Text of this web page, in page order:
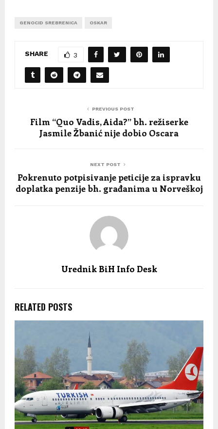
GENOCID SREBRENICA OSKAR
SHARE 3
PREVIOUS POST
Film “Quo Vadis, Aida?” bh. režiserke
Jasmile Žbanić nije dobio Oscara
NEXT POST
Pokrenuto potpisivanje peticije za ispravku
doplatka penzije bh. građanima u Norveškoj
Urednik BiH Info Desk
RELATED POSTS